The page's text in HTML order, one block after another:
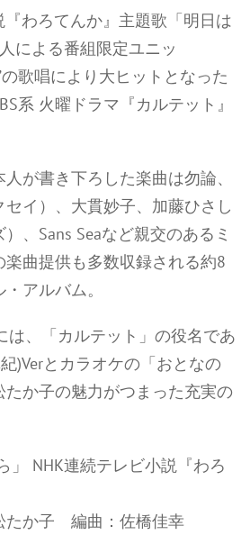
『わろてんか』主題歌「明日は
による番組限定ユニッ
の歌唱により大ヒットとなった
系 火曜ドラマ『カルテット』
が書き下ろした楽曲は勿論、
イ）、大貫妙子、加藤ひさし
）、Sans Seaなど親交のあるミ
楽曲提供も多数収録される約8
アルバム。
は、「カルテット」の役名であ
)Verとカラオケの「おとなの
か子の魅力がつまった充実の
」 NHK連続テレビ小説『わろ
か子 編曲：佐橋佳幸